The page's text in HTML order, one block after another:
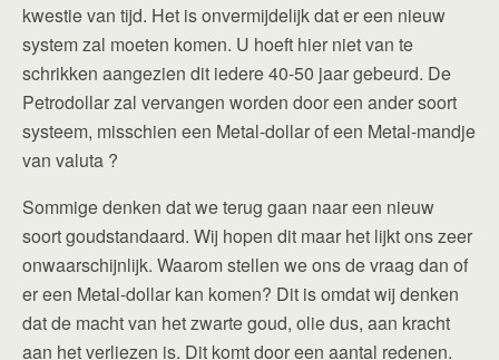
kwestie van tijd. Het is onvermijdelijk dat er een nieuw
system zal moeten komen. U hoeft hier niet van te
schrikken aangezien dit iedere 40-50 jaar gebeurd. De
Petrodollar zal vervangen worden door een ander soort
systeem, misschien een Metal-dollar of een Metal-mandje
van valuta ?
Sommige denken dat we terug gaan naar een nieuw
soort goudstandaard. Wij hopen dit maar het lijkt ons zeer
onwaarschijnlijk. Waarom stellen we ons de vraag dan of
er een Metal-dollar kan komen? Dit is omdat wij denken
dat de macht van het zwarte goud, olie dus, aan kracht
aan het verliezen is. Dit komt door een aantal redenen.